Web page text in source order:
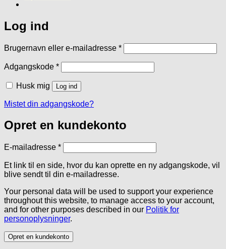
Log ind
Brugernavn eller e-mailadresse *Påkrævet
Adgangskode *Påkrævet
Husk mig Log ind
Mistet din adgangskode?
Opret en kundekonto
E-mailadresse *Påkrævet
Et link til en side, hvor du kan oprette en ny adgangskode, vil
blive sendt til din e-mailadresse.
Your personal data will be used to support your experience
throughout this website, to manage access to your account,
and for other purposes described in our Politik for
personoplysninger.
Opret en kundekonto